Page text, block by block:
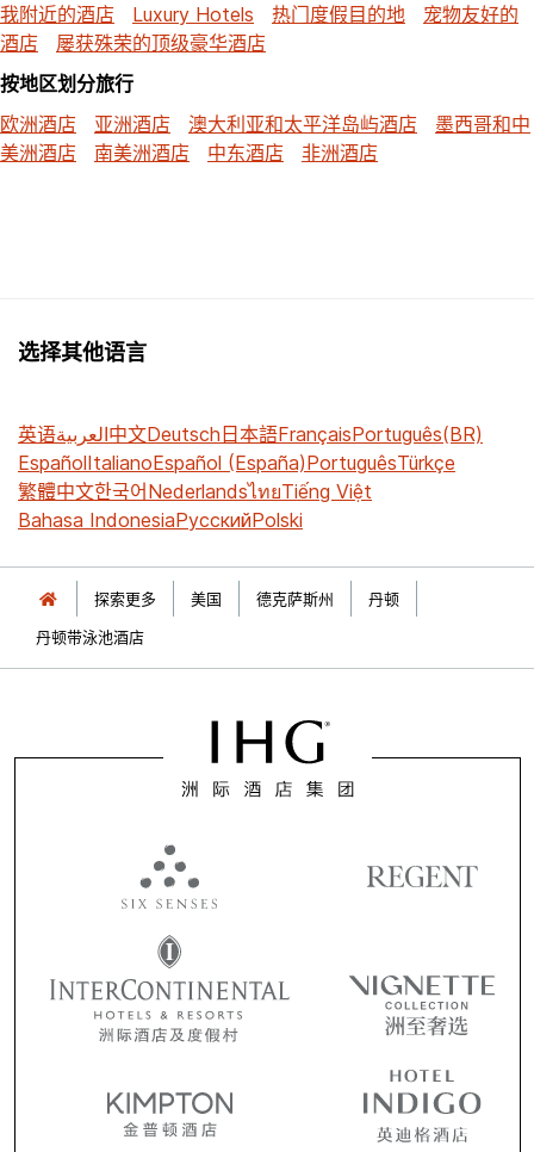
我附近的酒店
Luxury Hotels 热门度假目的地
宠物友好的
酒店
屡获殊荣的顶级豪华酒店
按地区划分旅行
欧洲酒店
亚洲酒店 澳大利亚和太平洋岛屿酒店
墨西哥和中
美洲酒店
南美洲酒店 中东酒店 非洲酒店
选择其他语言
英语العربية中文Deutsch日本語FrançaisPortuguês(BR)
EspañolItalianoEspañol (España)PortuguêsTürkçe
繁體中文한국어NederlandsไทยTiếng Việt
Bahasa IndonesiaРусскийPolski
探索更多 美国 德克萨斯州
丹顿
丹顿带泳池酒店